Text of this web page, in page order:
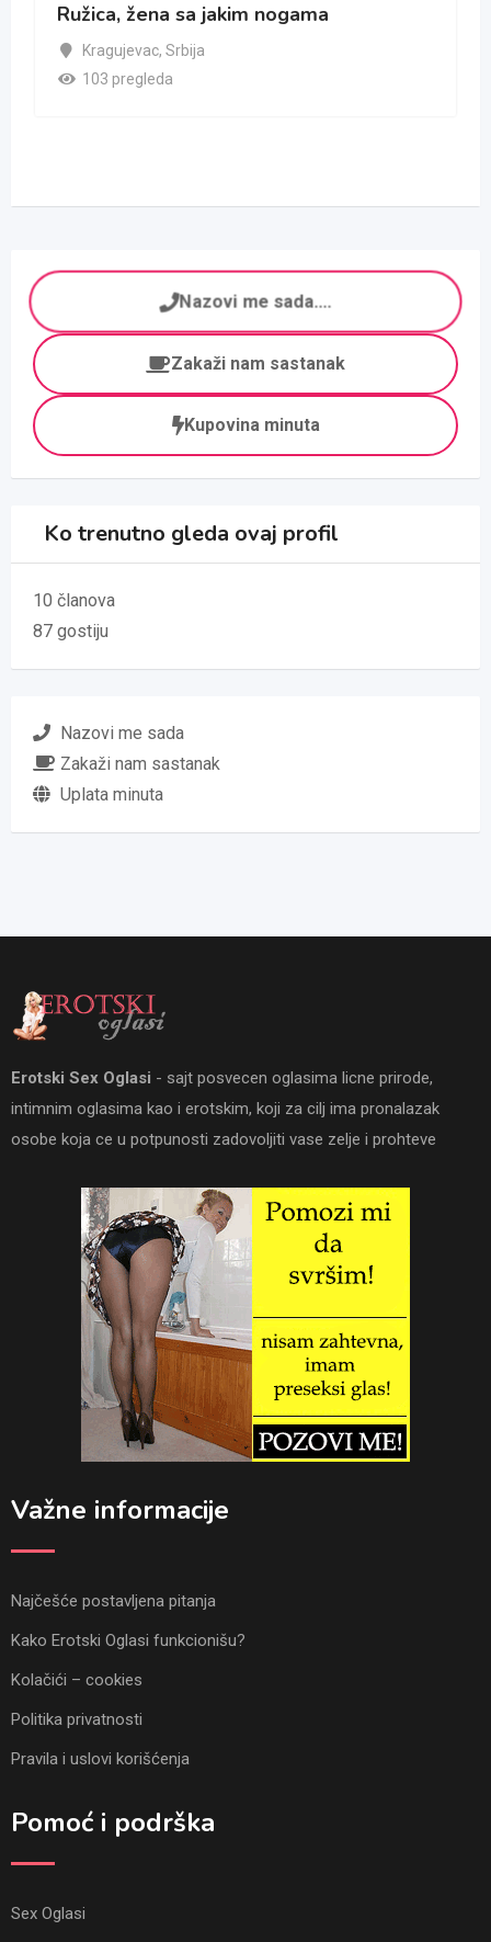
Ružica, žena sa jakim nogama
Kragujevac, Srbija
103 pregleda
Nazovi me sada....
Zakaži nam sastanak
Kupovina minuta
Ko trenutno gleda ovaj profil
10 članova
87 gostiju
Nazovi me sada
Zakaži nam sastanak
Uplata minuta
Erotski Sex Oglasi - sajt posvecen oglasima licne prirode,
intimnim oglasima kao i erotskim, koji za cilj ima pronalazak
osobe koja ce u potpunosti zadovoljiti vase zelje i prohteve
Važne informacije
Najčešće postavljena pitanja
Kako Erotski Oglasi funkcionišu?
Kolačići – cookies
Politika privatnosti
Pravila i uslovi korišćenja
Pomoć i podrška
Sex Oglasi